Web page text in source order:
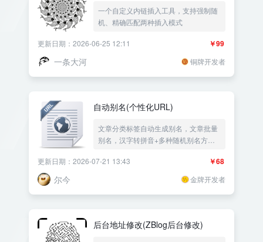
一个自定义内链插入工具，支持强制随
机、精确匹配两种插入模式
￥99
更新日期：2026-06-25 12:11
一条大河 铜牌开发者
自动别名(个性化URL)
文章分类标签自动生成别名，文章批量
别名，汉字转拼音+多种随机别名方
文转别名转拼音|批量添加别名处理|伪
静态SEO友好URL修改——《益吾库》
￥68
更新日期：2026-07-21 13:43
尔今 金牌开发者
后台地址修改(ZBlog后台修改)